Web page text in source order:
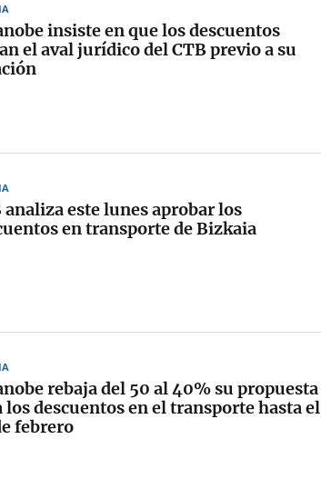
insiste en que los descuentos
el aval jurídico del CTB previo a su
analiza este lunes aprobar los
en transporte de Bizkaia
rebaja del 50 al 40% su propuesta
los descuentos en el transporte hasta el
febrero